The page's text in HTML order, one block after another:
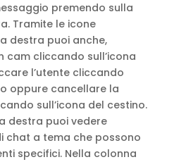
premendo sulla
Tramite le icone
destra puoi anche,
cam cliccando sull’icona
l’utente cliccando
oppure cancellare la
sull’icona del cestino.
destra puoi vedere
chat a tema che possono
specifici. Nella colonna